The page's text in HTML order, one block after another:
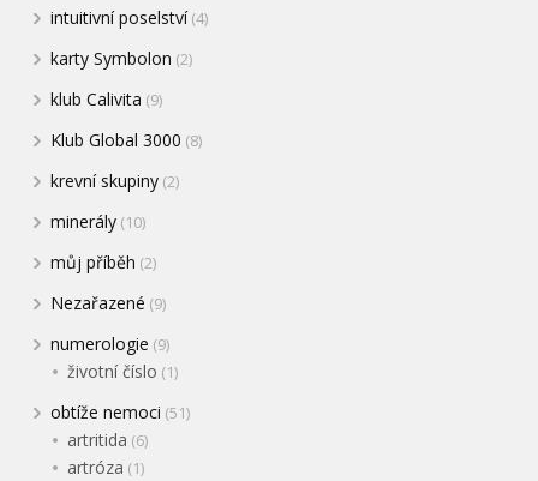
intuitivní poselství(4)
karty Symbolon (2)
klub Calivita (9)
Klub Global 3000 (8)
krevní skupiny (2)
minerály (10)
můj příběh (2)
Nezařazené (9)
numerologie (9)
životní číslo (1)
obtíže nemoci (51)
artritida (6)
artróza (1)